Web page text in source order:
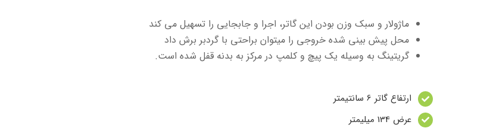
ماژولار و سبک وزن بودن این گاتر، اجرا و جابجایی را تسهیل می کند
محل پیش بینی شده خروجی را میتوان براحتی با گردبر برش داد
گریتینگ به وسیله یک پیچ و کلمپ در مرکز به بدنه قفل شده است.
ارتفاع گاتر 6 سانتیمتر
عرض 134 میلیمتر